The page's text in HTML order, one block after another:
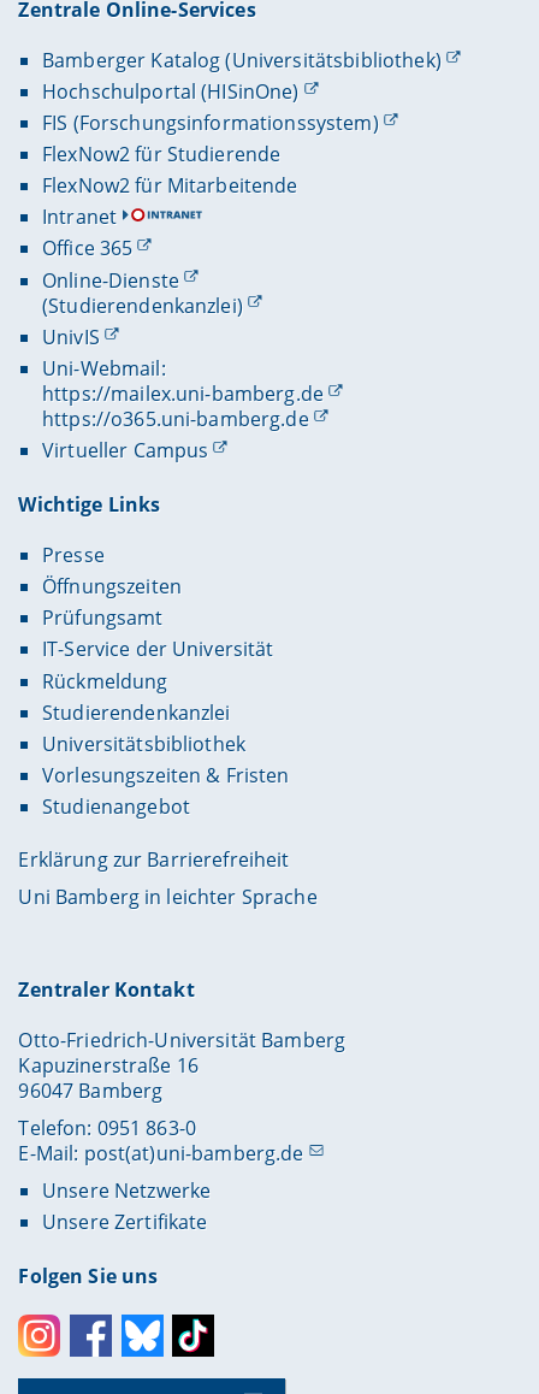
Zentrale Online-Services
Bamberger Katalog (Universitätsbibliothek)
Hochschulportal (HISinOne)
FIS (Forschungsinformationssystem)
FlexNow2 für Studierende
FlexNow2 für Mitarbeitende
Intranet
Office 365
Online-Dienste
(Studierendenkanzlei)
UnivIS
Uni-Webmail:
https://mailex.uni-bamberg.de
https://o365.uni-bamberg.de
Virtueller Campus
Wichtige Links
Presse
Öffnungszeiten
Prüfungsamt
IT-Service der Universität
Rückmeldung
Studierendenkanzlei
Universitätsbibliothek
Vorlesungszeiten & Fristen
Studienangebot
Erklärung zur Barrierefreiheit
Uni Bamberg in leichter Sprache
Zentraler Kontakt
Otto-Friedrich-Universität Bamberg
Kapuzinerstraße 16
96047 Bamberg
Telefon: 0951 863-0
E-Mail: post(at)uni-bamberg.de
Unsere Netzwerke
Unsere Zertifikate
Folgen Sie uns
InstagramFacebookBlueskyToktok